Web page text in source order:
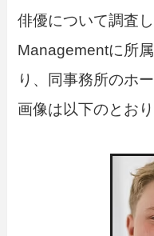
俳優について調査
Managementに所
り、同事務所のホ
画像は以下のとおり